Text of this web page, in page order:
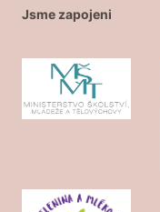
Jsme zapojeni